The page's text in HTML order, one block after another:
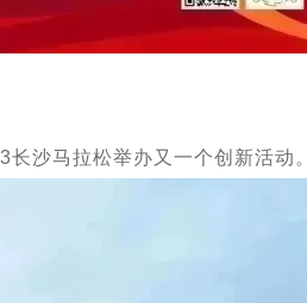
沙马拉松举办又一个创新活动。